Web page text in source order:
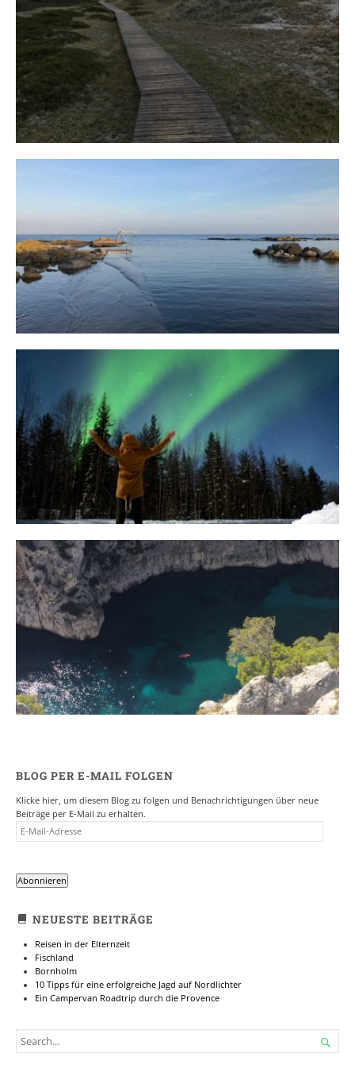
Fischland
12. FEBRUAR 2019
Bornholm
29. OKTOBER 2018
10 Tipps für eine erfolgreiche Jagd
auf Nordlichter
31. JANUAR 2018
Ein Campervan Roadtrip durch die
BLOG PER E-MAIL FOLGEN
Klicke hier, um diesem Blog zu folgen und Benachrichtigungen über neue
Beiträge per E-Mail zu erhalten.
E-
MAIL-
Abonnieren
NEUESTE BEITRÄGE
Reisen in der Elternzeit
Fischland
Bornholm
10 Tipps für eine erfolgreiche Jagd auf Nordlichter
Ein Campervan Roadtrip durch die Provence
SEARCH
FOR...
